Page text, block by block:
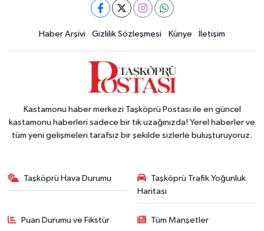
Haber Arşivi Gizlilik Sözleşmesi Künye İletişim
Kastamonu haber merkezi Taşköprü Postası ile en güncel
kastamonu haberleri sadece bir tık uzağınızda! Yerel haberler ve
tüm yeni gelişmeleri tarafsız bir şekilde sizlerle buluşturuyoruz.
Taşköprü Hava Durumu
Taşköprü Trafik Yoğunluk
Haritası
Puan Durumu ve Fikstür Tüm Manşetler